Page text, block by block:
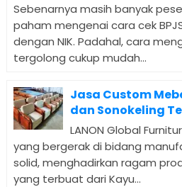
Sebenarnya masih banyak
paham mengenai cara cek
dengan NIK. Padahal, cara
tergolong cukup mudah...
Jasa Custom
dan Sonokeling
LANON Global
yang bergerak di bidang
solid, menghadirkan ragam
yang terbuat dari Kayu...